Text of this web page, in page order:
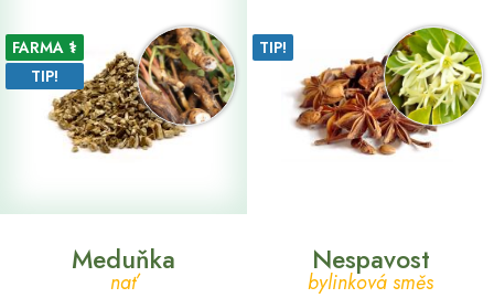
FARMA ⚕
TIP!
TIP!
Meduňka
nať
Nespavost
bylinková směs